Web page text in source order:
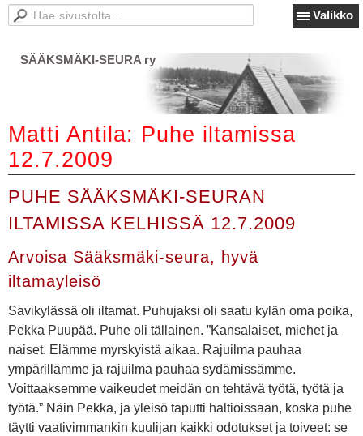
Valikko
SÄÄKSMÄKI-SEURA ry
Matti Antila: Puhe iltamissa
12.7.2009
PUHE SÄÄKSMÄKI-SEURAN
ILTAMISSA KELHISSÄ 12.7.2009
Arvoisa Sääksmäki-seura, hyvä
iltamayleisö
Savikylässä oli iltamat. Puhujaksi oli saatu kylän oma poika,
Pekka Puupää. Puhe oli tällainen. ”Kansalaiset, miehet ja
naiset. Elämme myrskyistä aikaa. Rajuilma pauhaa
ympärillämme ja rajuilma pauhaa sydämissämme.
Voittaaksemme vaikeudet meidän on tehtävä työtä, työtä ja
työtä.” Näin Pekka, ja yleisö taputti haltioissaan, koska puhe
täytti vaativimmankin kuulijan kaikki odotukset ja toiveet: se